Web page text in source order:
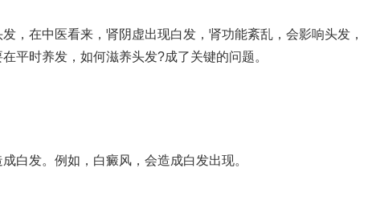
在中医看来，肾阴虚出现白发，肾功能紊乱，会影响头发，
平时养发，如何滋养头发?成了关键的问题。
发。例如，白癜风，会造成白发出现。